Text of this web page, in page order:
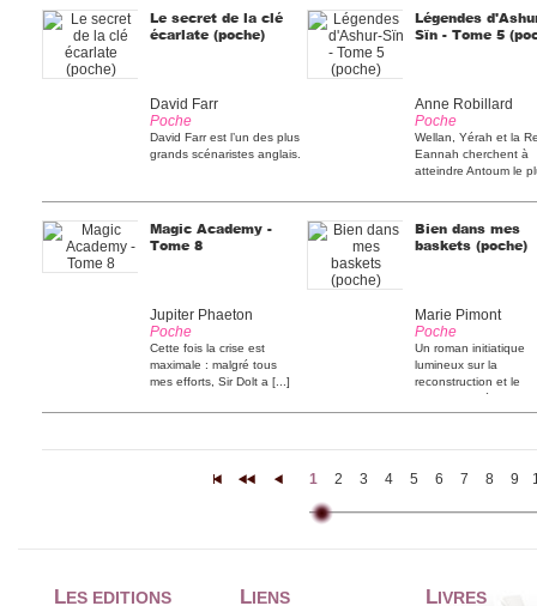
Le secret de la clé
écarlate (poche)
David Farr
Poche
David Farr est l’un des plus
grands scénaristes anglais.
Légendes
Sïn - Tome 5
Anne Robillard
Poche
Wellan, Yérah et la
Eannah cherchent à
atteindre Antoum le
Magic Academy -
Tome 8
Jupiter Phaeton
Poche
Cette fois la crise est
maximale : malgré tous
mes efforts, Sir Dolt a [...]
Bien dans mes
baskets (poche)
Marie Pimont
Poche
Un roman initiatique
lumineux sur la
reconstruction et le
pardon, porté [...]
1 2 3 4 5 6 7 8 9
LES EDITIONS LIENS LIVRES